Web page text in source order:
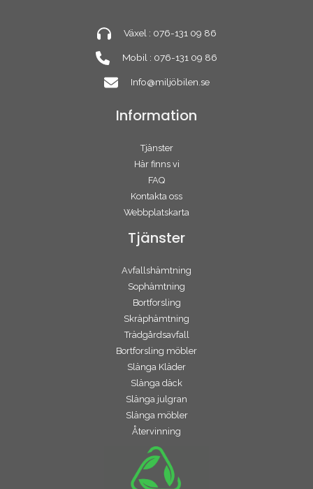
Växel : 076-131 09 86
Mobil : 076-131 09 86
Info@miljöbilen.se
Information
Tjänster
Här finns vi
FAQ
Kontakta oss
Webbplatskarta
Tjänster
Avfallshämtning
Sophämtning
Bortforsling
Skräphämtning
Trädgårdsavfall
Bortforsling möbler
Slänga Kläder
Slänga däck
Slänga julgran
Slänga möbler
Återvinning